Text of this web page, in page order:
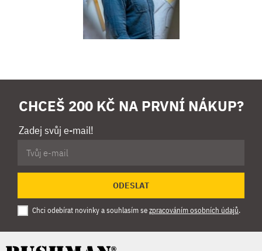
CHCEŠ 200 KČ NA PRVNÍ NÁKUP?
Zadej svůj e-mail!
ODESLAT
Chci odebírat novinky a souhlasím sezpracováním osobních údajů.